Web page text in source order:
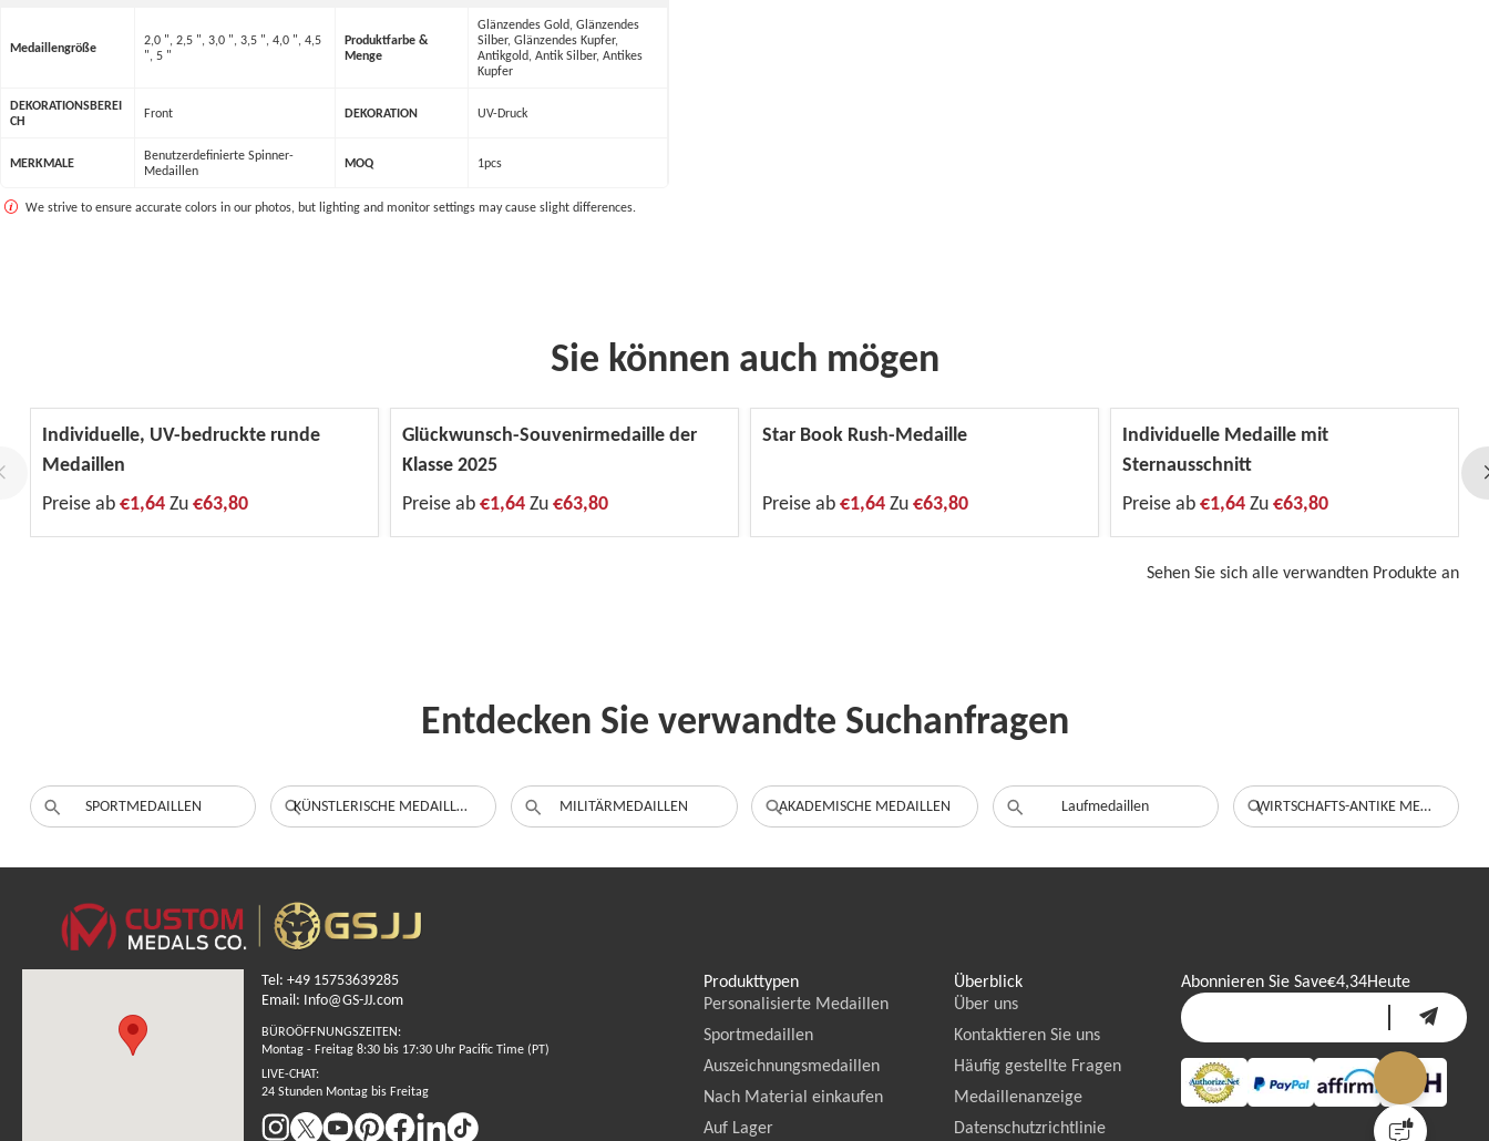
Medaillengröße
2,0 ", 2,5 ", 3,0 ", 3,5 ", 4,0 ", 4,5
", 5 "
Produktfarbe &
Menge
Glänzendes Gold, Glänzendes
Silber, Glänzendes Kupfer,
Antikgold, Antik Silber, Antikes
Kupfer
DEKORATIONSBEREI
CH
Front DEKORATION UV-Druck
MERKMALE
Benutzerdefinierte Spinner-
Medaillen
MOQ 1pcs
We strive to ensure accurate colors in our photos, but lighting and monitor settings may cause slight differences.
Sie können auch mögen
Individuelle, UV-bedruckte runde
Medaillen
Preise ab€1,64Zu€63,80
Glückwunsch-Souvenirmedaille der
Klasse 2025
Preise ab€1,64Zu€63,80
Star Book Rush-Medaille
Preise ab€1,64Zu€63,80
Individuelle Medaille mit
Sternausschnitt
Preise ab€1,64Zu€63,80
Sehen Sie sich alle verwandten Produkte an
Entdecken Sie verwandte Suchanfragen
SPORTMEDAILLEN KÜNSTLERISCHE MEDAILLEN MILITÄRMEDAILLEN AKADEMISCHE MEDAILLEN Laufmedaillen WIRTSCHAFTS-ANTIKE MEDAILLEN
BÜROÖFFNUNGSZEITEN:
Montag - Freitag 8:30 bis 17:30 Uhr Pacific Time (PT)
LIVE-CHAT:
24 Stunden Montag bis Freitag
Tel: +49 15753639285
Email: Info@GS-JJ.com
Produkttypen
Personalisierte Medaillen
Sportmedaillen
Auszeichnungsmedaillen
Nach Material einkaufen
Auf Lager
Überblick
Über uns
Kontaktieren Sie uns
Häufig gestellte Fragen
Medaillenanzeige
Datenschutzrichtlinie
Abonnieren Sie Save€4,34Heute